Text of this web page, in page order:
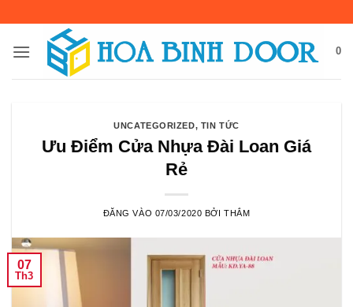
nội
0
UNCATEGORIZED, TIN TỨC
Ưu Điểm Cửa Nhựa Đài Loan Giá
Rẻ
ĐĂNG VÀO 07/03/2020 BỞITHẮM
07
Th3